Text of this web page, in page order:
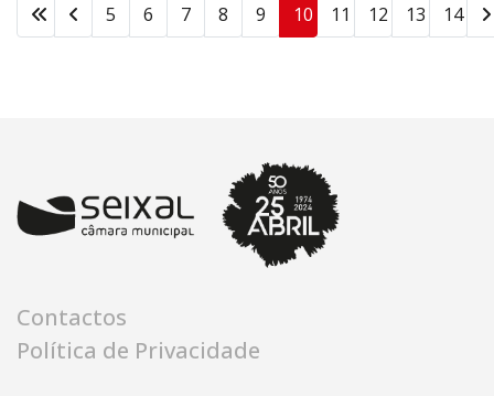
5 6 7 8 9 10 11 12 13 14
Contactos
Política de Privacidade